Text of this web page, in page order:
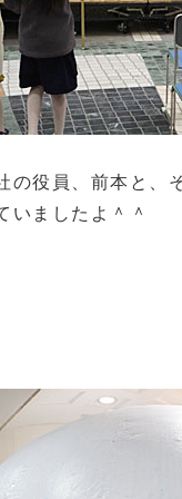
の役員、前本と、
いましたよ＾＾